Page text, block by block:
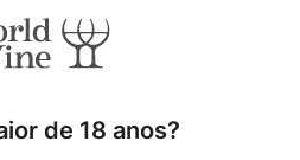
Pais
de 18 anos?